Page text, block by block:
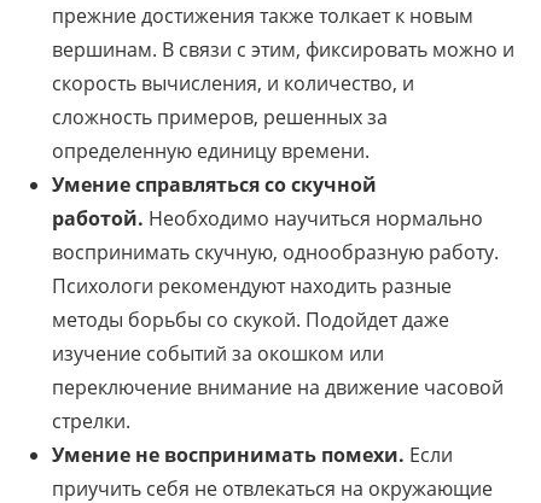
прежние достижения также толкает к новым
вершинам. В связи с этим, фиксировать можно и
скорость вычисления, и количество, и
сложность примеров, решенных за
определенную единицу времени.
Умение справляться со скучной
работой. Необходимо научиться нормально
воспринимать скучную, однообразную работу.
Психологи рекомендуют находить разные
методы борьбы со скукой. Подойдет даже
изучение событий за окошком или
переключение внимание на движение часовой
стрелки.
Умение не воспринимать помехи. Если
приучить себя не отвлекаться на окружающие